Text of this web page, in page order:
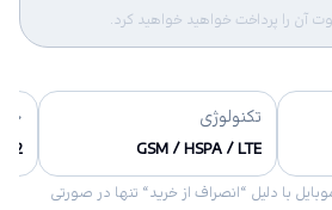
آن را پرداخت خواهید خواهید کرد.
تکنولوژی
GSM / HSPA / LTE
32 گیگابایت
با دلیل “انصراف از خرید“ تنها در صورتی